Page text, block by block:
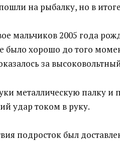
на рыбалку, но в
мальчиков 2005 года
было хорошо до того
за
металлическую палку и
удар током в руку.
подросток был